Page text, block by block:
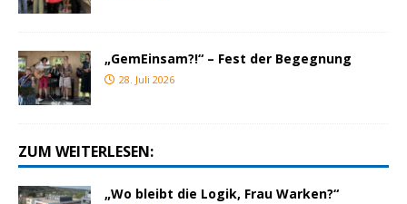
„GemEinsam?!“ – Fest der Begegnung
28. Juli 2026
ZUM WEITERLESEN:
„Wo bleibt die Logik, Frau Warken?“